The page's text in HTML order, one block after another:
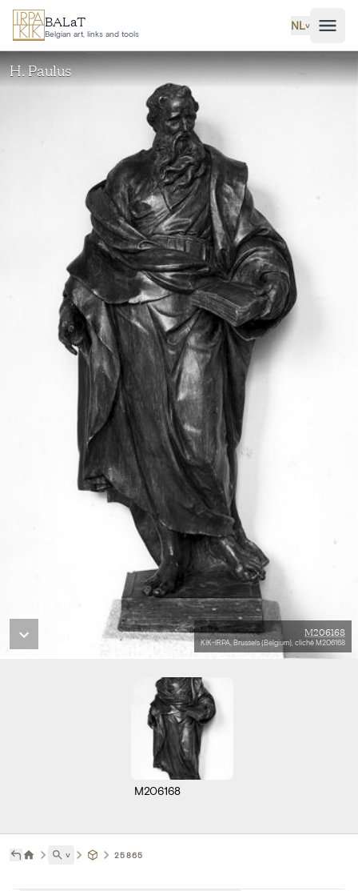
Ga naar hoofdinhoud
BALaT
Belgian art, links and tools
NL˅
H. Paulus
M206168
KIK-IRPA, Brussels (Belgium), cliché M206168
M206168
˅ 25865